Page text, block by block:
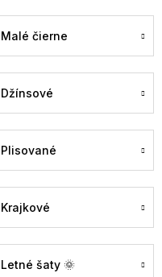
Malé čierne
Džínsové
Plisované
Krajkové
Letné šaty 🌞